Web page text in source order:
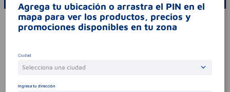
Por favor, inicie sesión para escribir un comentario
Agrega tu ubicación o arrastra el PIN en el
mapa para ver los productos, precios y
promociones disponibles en tu zona
Ciudad
Selecciona una ciudad
Ingresa tu dirección